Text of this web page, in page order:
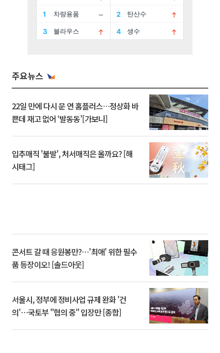
주요뉴스
22일 만에 다시 문 연 홈플러스…정상화 바
쁜데 재고 없어 ‘발동동’[가보니]
입추매직 '불발', 처서매직은 올까요? [해
시태그]
콘서트 갈 때 응원봉만?⋯'최애' 위한 필수
품 등장이오! [솔드아웃]
서울시, 정부에 정비사업 규제 완화 '건
의'⋯국토부 "협의 중" 입장만 [종합]